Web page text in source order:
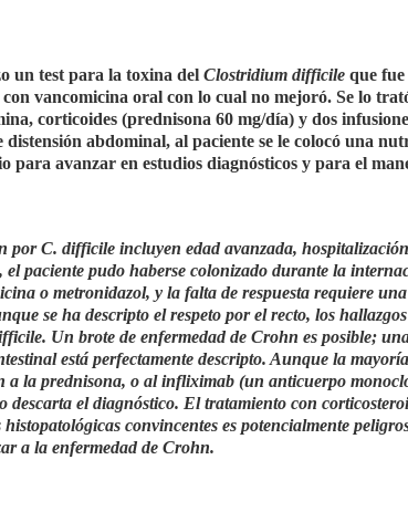
un test para la toxina del Clostridium difficile que
vancomicina oral con lo cual no mejoró. Se lo
corticoides (prednisona 60 mg/día) y dos
abdominal, al paciente se le colocó una
avanzar en estudios diagnósticos y para el
por C. difficile incluyen edad avanzada,
el paciente pudo haberse colonizado durante la
o metronidazol, y la falta de respuesta requiere
se ha descripto el respeto por el recto, los
Un brote de enfermedad de Crohn es posible;
está perfectamente descripto. Aunque la
a la prednisona, o al infliximab (un anticuerpo
descarta el diagnóstico. El tratamiento con
convincentes es potencialmente
a la enfermedad de Crohn.